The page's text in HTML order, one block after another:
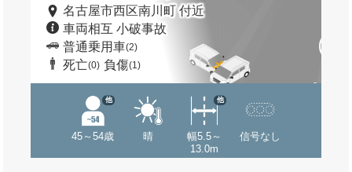
名古屋市西区南川町 付近
車両相互 小破事故
普通乗用車(2)
死亡(0) 負傷(1)
45～54歳
他
晴
幅5.5～
13.0m
他
信号なし